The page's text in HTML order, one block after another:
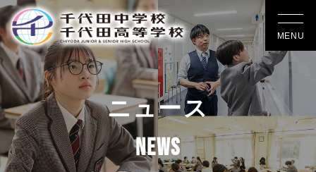
MENU
ニュース
NEWS